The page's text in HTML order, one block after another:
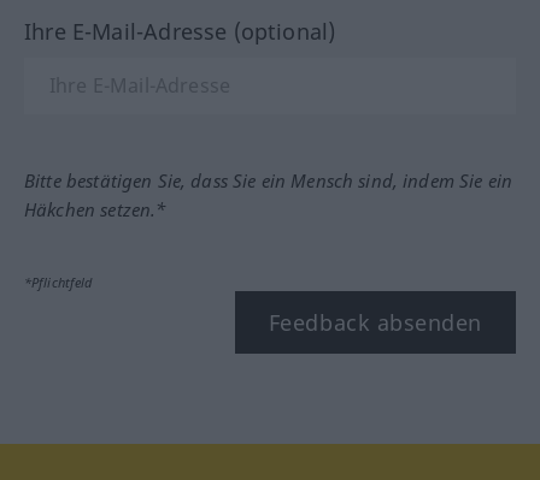
Ihre E-Mail-Adresse (optional)
Bitte bestätigen Sie, dass Sie ein Mensch sind, indem Sie ein
Häkchen setzen.*
*Pflichtfeld
Feedback absenden